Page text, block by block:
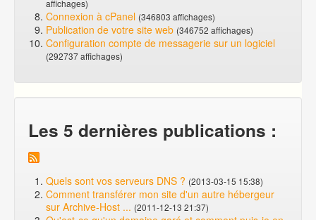
affichages)
Connexion à cPanel (346803 affichages)
Publication de votre site web (346752 affichages)
Configuration compte de messagerie sur un logiciel
(292737 affichages)
Les 5 dernières publications :
Quels sont vos serveurs DNS ? (2013-03-15 15:38)
Comment transférer mon site d'un autre hébergeur
sur Archive-Host ... (2011-12-13 21:37)